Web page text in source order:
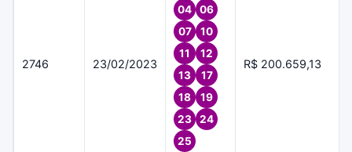
2746 23/02/2023
04
06
07
10
11
12
13
17
18
19
23
24
25
R$ 200.659,13